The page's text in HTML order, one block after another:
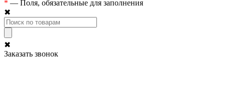
* — Поля, обязательные для заполнения
✖
✖
Заказать звонок